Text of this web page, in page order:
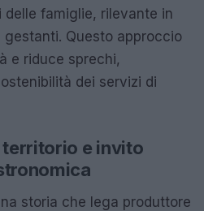
famiglie, rilevante in
Questo approccio
e riduce sprechi,
dei servizi di
territorio e invito
storia che lega produttore